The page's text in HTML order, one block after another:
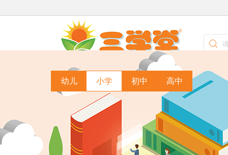
幼儿 小学 初中 高中 教材